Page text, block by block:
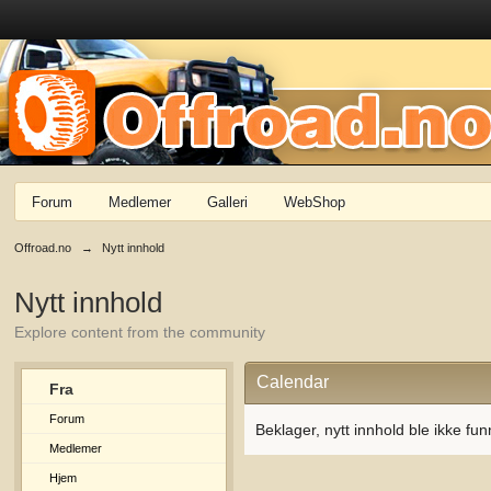
Forum Medlemer Galleri WebShop
Offroad.no → Nytt innhold
Nytt innhold
Explore content from the community
Fra
Forum
Medlemer
Hjem
Calendar
Beklager, nytt innhold ble ikke